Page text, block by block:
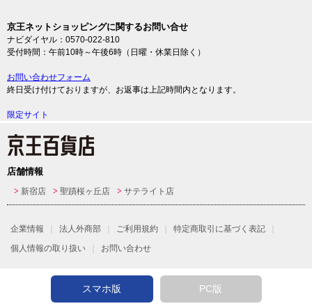
京王ネットショッピングに関するお問い合せ
ナビダイヤル：0570-022-810
受付時間：午前10時～午後6時（日曜・休業日除く）
お問い合わせフォーム
終日受け付けておりますが、お返事は上記時間内となります。
限定サイト
店舗情報
新宿店 聖蹟桜ヶ丘店 サテライト店
企業情報 法人外商部 ご利用規約
特定商取引に基づく表記
個人情報の取り扱い
お問い合わせ
スマホ版 PC版